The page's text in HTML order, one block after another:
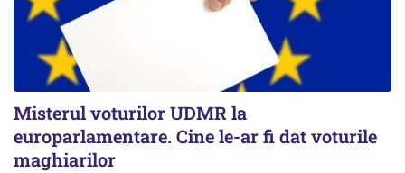
Misterul voturilor UDMR la
europarlamentare. Cine le-ar fi dat voturile
maghiarilor